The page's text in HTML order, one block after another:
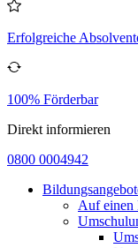
Erfolgreiche
100% Förderbar
Direkt informieren
0800 0004942
Auf